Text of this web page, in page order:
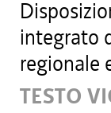
integrato
regionale
TESTO